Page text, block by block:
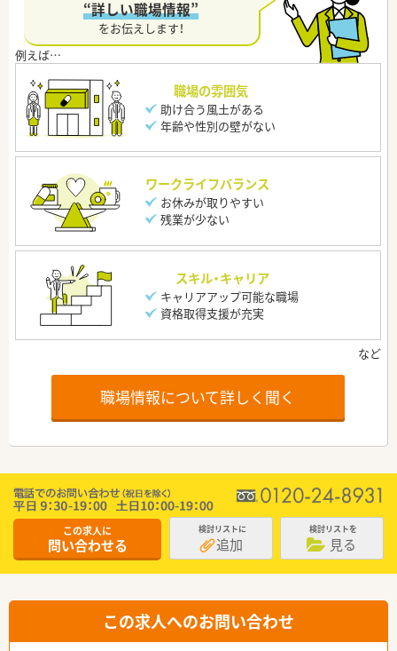
“詳しい職場情報”
をお伝えします！
職場の雰囲気
助け合う風土がある
年齢や性別の壁がない
ワークライフバランス
お休みが取りやすい
残業が少ない
スキル・キャリア
キャリアアップ可能な職場
資格取得支援が充実
職場情報について詳しく聞く
この求人に
問い合わせる
検討リストに
追加
検討リストを
見る
この求人へのお問い合わせ